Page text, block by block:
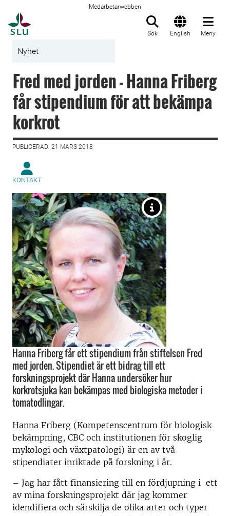
Medarbetarwebben
Sök English Meny
Nyhet
Fred med jorden - Hanna Friberg
får stipendium för att bekämpa
korkrot
PUBLICERAD: 21 MARS 2018
KONTAKT
Hanna Friberg får ett stipendium från stiftelsen Fred
med jorden. Stipendiet är ett bidrag till ett
forskningsprojekt där Hanna undersöker hur
korkrotsjuka kan bekämpas med biologiska metoder i
tomatodlingar.
Hanna Friberg (Kompetenscentrum för biologisk
bekämpning, CBC och institutionen för skoglig
mykologi och växtpatologi) är en av två
stipendiater inriktade på forskning i år.
– Jag har fått finansiering till en fördjupning i ett
av mina forskningsprojekt där jag kommer
idendifiera och särskilja de olika arter och typer